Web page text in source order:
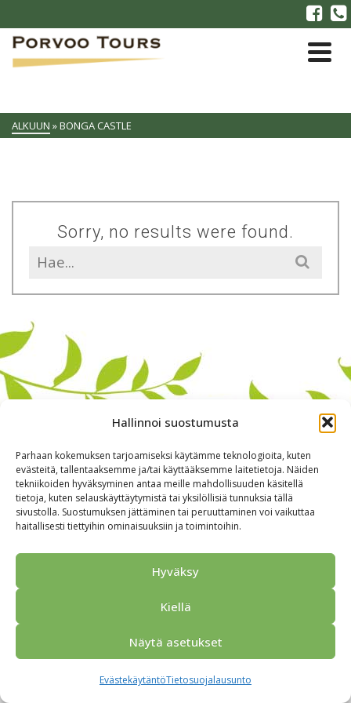
Hallinnoi suostumusta
Parhaan kokemuksen tarjoamiseksi käytämme teknologioita, kuten
evästeitä, tallentaaksemme ja/tai käyttääksemme laitetietoja. Näiden
tekniikoiden hyväksyminen antaa meille mahdollisuuden käsitellä
tietoja, kuten selauskäyttäytymistä tai yksilöllisiä tunnuksia tällä
sivustolla. Suostumuksen jättäminen tai peruuttaminen voi vaikuttaa
haitallisesti tiettyihin ominaisuuksiin ja toimintoihin.
Hyväksy
Kiellä
Näytä asetukset
EvästekäytäntöTietosuojalausunto
ALKUUN »BONGA CASTLE
Sorry, no results were found.
Search
for:
Alkuun Ryhmille Kokous & Ohjelmat
Yhteistyökumppanit
Tarjouspyyntö
Anna palautetta
Tietosuojaseloste
© 2026 Porvoo Tours - matkanjärjestäjä / FPW